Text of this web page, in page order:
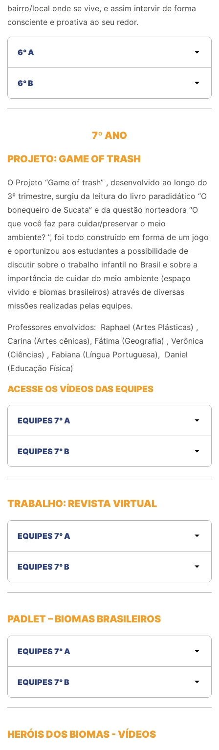
bairro/local onde se vive, e assim intervir de forma
consciente e proativa ao seu redor.
6° A
6° B
7º ANO
PROJETO: GAME OF TRASH
O Projeto “Game of trash” , desenvolvido ao longo do
3º trimestre, surgiu da leitura do livro paradidático “O
bonequeiro de Sucata” e da questão norteadora “O
que você faz para cuidar/preservar o meio
ambiente? ”, foi todo construído em forma de um jogo
e oportunizou aos estudantes a possibilidade de
discutir sobre o trabalho infantil no Brasil e sobre a
importância de cuidar do meio ambiente (espaço
vivido e biomas brasileiros) através de diversas
missões realizadas pelas equipes.
Professores envolvidos: Raphael (Artes Plásticas) ,
Carina (Artes cênicas), Fátima (Geografia) , Verônica
(Ciências) , Fabiana (Língua Portuguesa), Daniel
(Educação Física)
ACESSE OS VÍDEOS DAS EQUIPES
EQUIPES 7° A
EQUIPES 7° B
TRABALHO: REVISTA VIRTUAL
EQUIPES 7° A
EQUIPES 7° B
PADLET – BIOMAS BRASILEIROS
EQUIPES 7° A
EQUIPES 7° B
HERÓIS DOS BIOMAS - VÍDEOS